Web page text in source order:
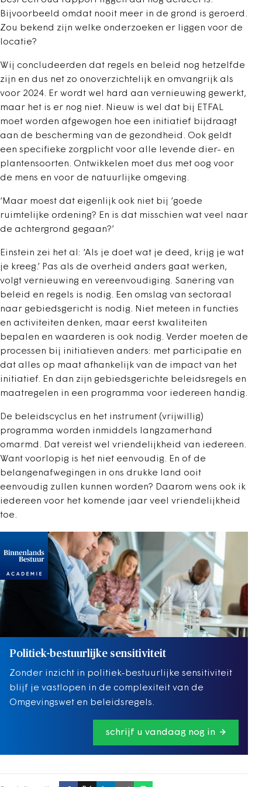
Bijvoorbeeld omdat nooit meer in de grond is geroerd.
Zou bekend zijn welke onderzoeken er liggen voor de
locatie?
Wij concludeerden dat regels en beleid nog hetzelfde
zijn en dus net zo onoverzichtelijk en omvangrijk als
voor 2024. Er wordt wel hard aan vernieuwing gewerkt,
maar het is er nog niet. Nieuw is wel dat bij ETFAL
moet worden afgewogen hoe een initiatief bijdraagt
aan de bescherming van de gezondheid. Ook geldt
een specifieke zorgplicht voor alle levende dier- en
plantensoorten. Ontwikkelen moet dus met oog voor
de mens en voor de natuurlijke omgeving.
‘Maar moest dat eigenlijk ook niet bij ‘goede
ruimtelijke ordening? En is dat misschien wat veel naar
de achtergrond gegaan?’
Einstein zei het al: ‘Als je doet wat je deed, krijg je wat
je kreeg.’ Pas als de overheid anders gaat werken,
volgt vernieuwing en vereenvoudiging. Sanering van
beleid en regels is nodig. Een omslag van sectoraal
naar gebiedsgericht is nodig. Niet meteen in functies
en activiteiten denken, maar eerst kwaliteiten
bepalen en waarderen is ook nodig. Verder moeten de
processen bij initiatieven anders: met participatie en
dat alles op maat afhankelijk van de impact van het
initiatief. En dan zijn gebiedsgerichte beleidsregels en
maatregelen in een programma voor iedereen handig.
De beleidscyclus en het instrument (vrijwillig)
programma worden inmiddels langzamerhand
omarmd. Dat vereist wel vriendelijkheid van iedereen.
Want voorlopig is het niet eenvoudig. En of de
belangenafwegingen in ons drukke land ooit
eenvoudig zullen kunnen worden? Daarom wens ook ik
iedereen voor het komende jaar veel vriendelijkheid
toe.
Politiek-bestuurlijke sensitiviteit
Zonder inzicht in politiek-bestuurlijke sensitiviteit
blijf je vastlopen in de complexiteit van de
Omgevingswet en beleidsregels.
schrijf u vandaag nog in